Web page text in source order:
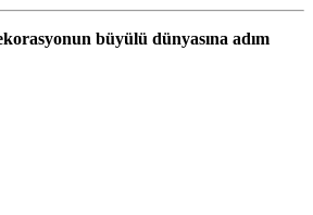
büyülü dünyasına adım